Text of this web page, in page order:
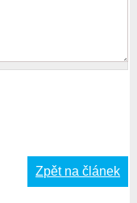
Zpět na článek